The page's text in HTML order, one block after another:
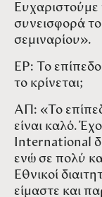
συνεισφορά
σεμιναρίου».
ΕΡ: Το
το κρίνεται;
ΑΠ: «Το
είναι καλό.
International
ενώ σε πολύ
Εθνικοί
είμαστε και